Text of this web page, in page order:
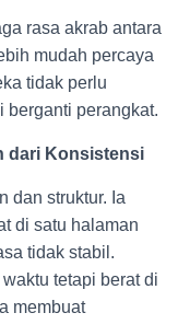
rasa akrab antara
mudah percaya
tidak perlu
berganti perangkat.
dari Konsistensi
dan struktur. Ia
di satu halaman
tidak stabil.
tetapi berat di
membuat